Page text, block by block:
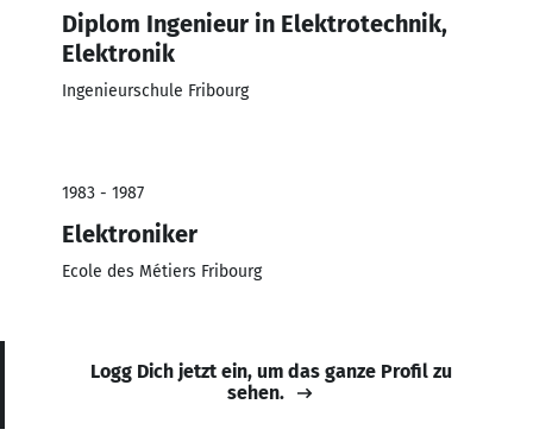
Diplom Ingenieur in Elektrotechnik,
Elektronik
Ingenieurschule Fribourg
1983 - 1987
Elektroniker
Ecole des Métiers Fribourg
Logg Dich jetzt ein, um das ganze Profil zu
sehen.